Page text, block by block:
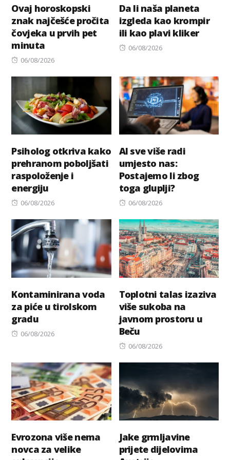
Ovaj horoskopski
znak najčešće pročita
čovjeka u prvih pet
minuta
Posted
06/08/2026
Da li naša planeta
izgleda kao krompir
ili kao plavi kliker
Posted
06/08/2026
Psiholog otkriva kako
prehranom poboljšati
raspoloženje i
energiju
Posted
06/08/2026
AI sve više radi
umjesto nas:
Postajemo li zbog
toga gluplji?
Posted
06/08/2026
Kontaminirana voda
za piće u tirolskom
gradu
Posted
06/08/2026
Toplotni talas izaziva
više sukoba na
javnom prostoru u
Beču
Posted
06/08/2026
Evrozona više nema
novca za velike
Jake grmljavine
prijete dijelovima